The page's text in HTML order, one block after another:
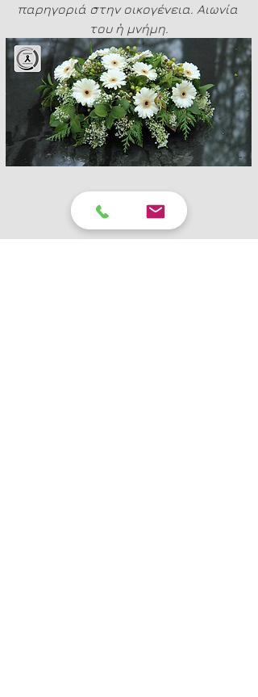
παρηγοριά στην οικογένεια. Αιωνία
του ἡ μνήμη.